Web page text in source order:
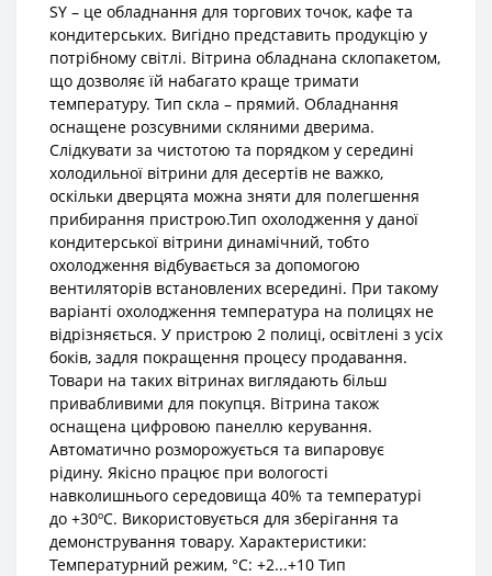
SY – це обладнання для торгових точок, кафе та
кондитерських. Вигідно представить продукцію у
потрібному світлі. Вітрина обладнана склопакетом,
що дозволяє їй набагато краще тримати
температуру. Тип скла – прямий. Обладнання
оснащене розсувними скляними дверима.
Слідкувати за чистотою та порядком у середині
холодильної вітрини для десертів не важко,
оскільки дверцята можна зняти для полегшення
прибирання пристрою.Тип охолодження у даної
кондитерської вітрини динамічний, тобто
охолодження відбувається за допомогою
вентиляторів встановлених всередині. При такому
варіанті охолодження температура на полицях не
відрізняється. У пристрою 2 полиці, освітлені з усіх
боків, задля покращення процесу продавання.
Товари на таких вітринах виглядають більш
привабливими для покупця. Вітрина також
оснащена цифровою панеллю керування.
Автоматично розморожується та випаровує
рідину. Якісно працює при вологості
навколишнього середовища 40% та температурі
до +30ºC. Використовується для зберігання та
демонстрування товару. Характеристики:
Температурний режим, °С: +2...+10 Тип